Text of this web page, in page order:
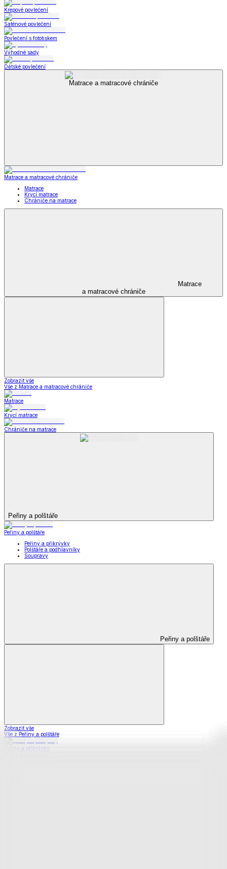
Krepové povlečení
Saténové povlečení
Povlečení s fototiskem
Výhodné sady
Dětské povlečení
Matrace a matracové chrániče
Matrace a matracové chrániče
Matrace
Krycí matrace
Chrániče na matrace
Matrace
a matracové chrániče
Zobrazit vše
Vše z Matrace a matracové chrániče
Matrace
Krycí matrace
Chrániče na matrace
Peřiny a polštáře
Peřiny a polštáře
Peřiny a přikrývky
Polštáře a podhlavníky
Soupravy
Peřiny a polštáře
Zobrazit vše
Vše z Peřiny a polštáře
Peřiny a přikrývky